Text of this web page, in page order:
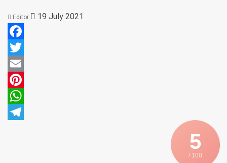
Editor 19 July 2021
Facebook
Twitter
Email
Pinterest
WhatsApp
5
/ 100